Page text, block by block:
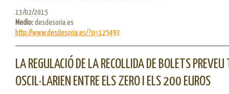
13/02/2015
Medio:desdesoria.es
http://www.desdesoria.es/?p=125493
LA REGULACIÓ DE LA RECOLLIDA DE BOLETS
OSCIL·LARIEN ENTRE ELS ZERO I ELS 200 EUROS